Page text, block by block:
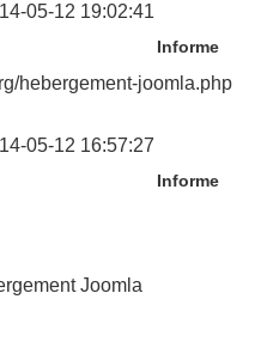
05-12 19:02:41
Informe
hebergement-joomla.php
05-12 16:57:27
Informe
Joomla